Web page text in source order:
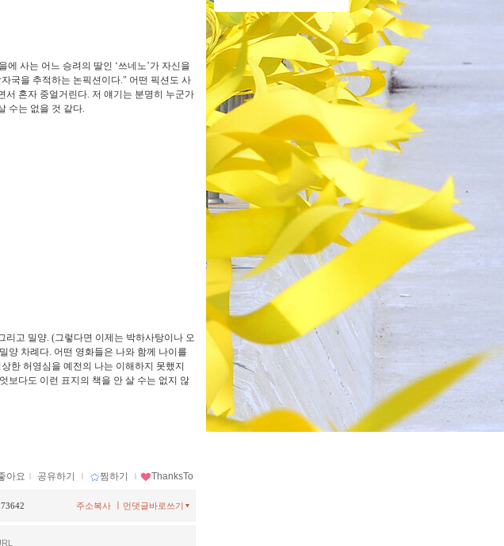
사는 어느 승려의 딸인 ‘쓰네노’가 자신을
국을 추적하는 논픽션이다." 어떤 픽션도 사
서 혼자 중얼거린다. 저 얘기는 분명히 누군가
수는 없을 것 같다.
리고 밀양. (그렇다면 이제는 박하사탕이나 오
양 차례다. 어떤 영화들은 나와 함께 나이를
한 허영심을 예전의 나는 이해하지 못했지
보다도 이런 표지의 책을 안 살 수는 없지 않
아요 ｌ 공유하기 ｌ 찜하기 ｌ ThanksTo
먼댓글바로쓰기
주소복사